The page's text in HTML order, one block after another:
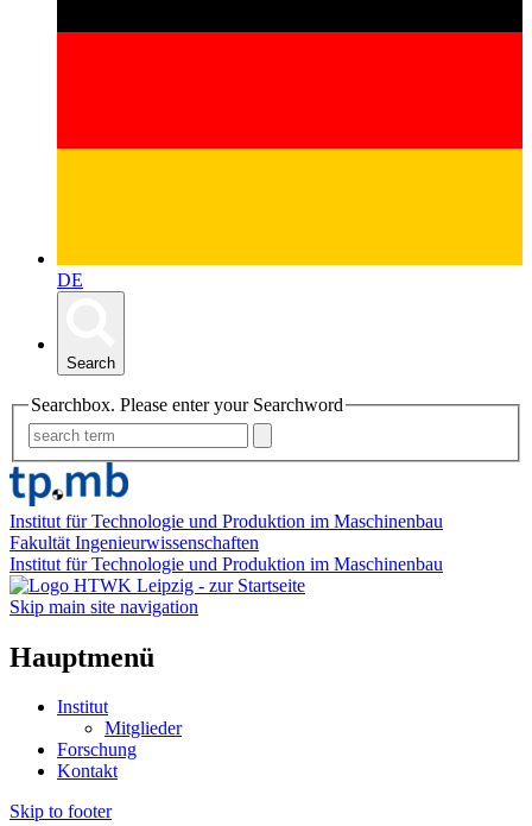
DE
Search
Searchbox. Please enter your Searchword
Institut für Technologie und Produktion im Maschinenbau
Fakultät Ingenieurwissenschaften
Institut für Technologie und Produktion im Maschinenbau
Skip main site navigation
Hauptmenü
Institut
Mitglieder
Forschung
Kontakt
Skip to footer